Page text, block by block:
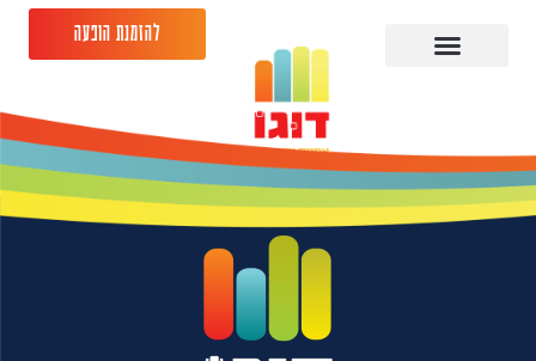
להזמנת הופעה
יונתן ברק 27.07.26
פקטורי תל אביב